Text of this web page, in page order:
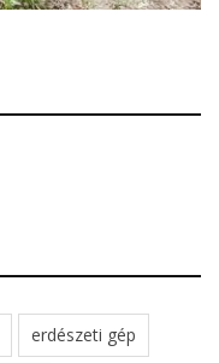
erdészeti gép